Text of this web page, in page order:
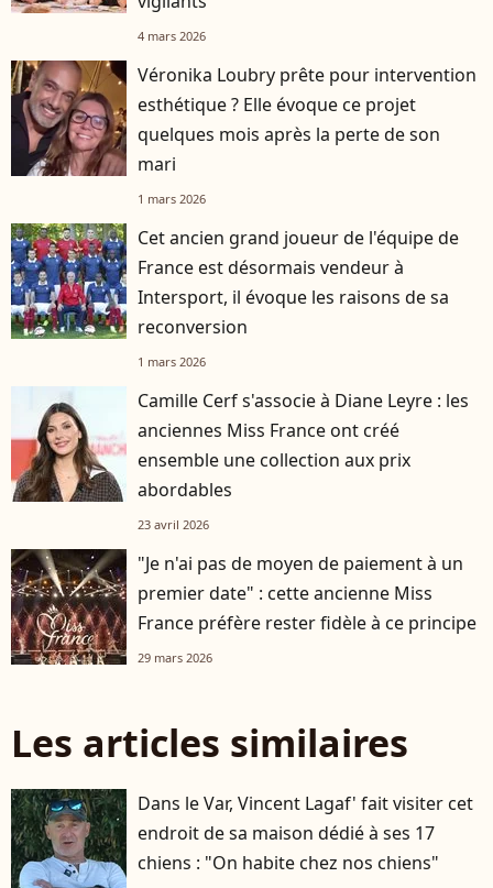
4 mars 2026
Véronika Loubry prête pour intervention
esthétique ? Elle évoque ce projet
quelques mois après la perte de son
mari
1 mars 2026
Cet ancien grand joueur de l'équipe de
France est désormais vendeur à
Intersport, il évoque les raisons de sa
reconversion
1 mars 2026
Camille Cerf s'associe à Diane Leyre : les
anciennes Miss France ont créé
ensemble une collection aux prix
abordables
23 avril 2026
"Je n'ai pas de moyen de paiement à un
premier date" : cette ancienne Miss
France préfère rester fidèle à ce principe
29 mars 2026
Les articles similaires
Dans le Var, Vincent Lagaf' fait visiter cet
endroit de sa maison dédié à ses 17
chiens : "On habite chez nos chiens"